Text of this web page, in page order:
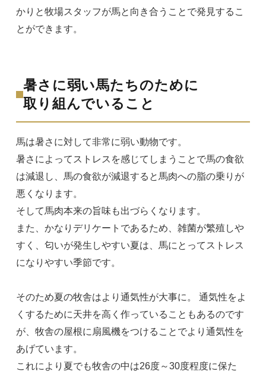
かりと牧場スタッフが馬と向き合うことで発見するこ
とができます。
暑さに弱い馬たちのために
取り組んでいること
馬は暑さに対して非常に弱い動物です。
暑さによってストレスを感じてしまうことで馬の食欲
は減退し、馬の食欲が減退すると馬肉への脂の乗りが
悪くなります。
そして馬肉本来の旨味も出づらくなります。
また、かなりデリケートであるため、雑菌が繁殖しや
すく、匂いが発生しやすい夏は、馬にとってストレス
になりやすい季節です。
そのため夏の牧舎はより通気性が大事に。 通気性をよ
くするために天井を高く作っていることもあるのです
が、牧舎の屋根に扇風機をつけることでより通気性を
あげています。
これにより夏でも牧舎の中は26度～30度程度に保た